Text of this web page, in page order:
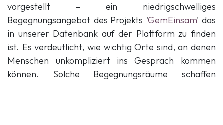
vorgestellt – ein niedrigschwelliges
Begegnungsangebot des Projekts 'GemEinsam' das
in unserer Datenbank auf der Plattform zu finden
ist. Es verdeutlicht, wie wichtig Orte sind, an denen
Menschen unkompliziert ins Gespräch kommen
können. Solche Begegnungsräume schaffen